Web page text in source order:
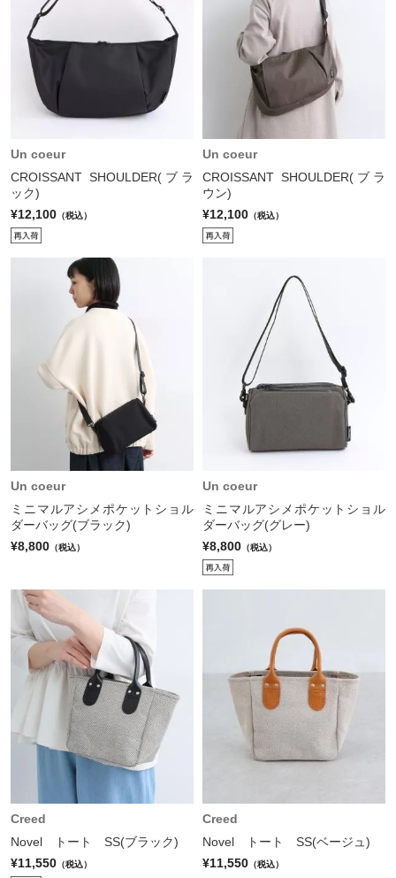
Un coeur
CROISSANT SHOULDER(ブラ
ック)
¥12,100 （税込）
Un coeur
CROISSANT SHOULDER(ブラ
ウン)
¥12,100 （税込）
Un coeur
ミニマルアシメポケットショル
ダーバッグ(ブラック)
¥8,800 （税込）
Un coeur
ミニマルアシメポケットショル
ダーバッグ(グレー)
¥8,800 （税込）
Creed
Novel トート SS(ブラック)
¥11,550 （税込）
Creed
Novel トート SS(ベージュ)
¥11,550 （税込）